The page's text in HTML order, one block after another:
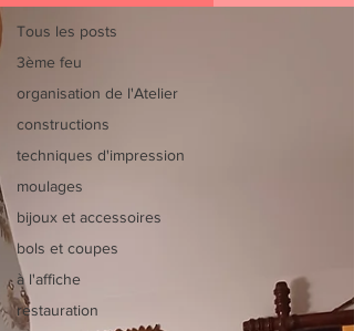
Tous les posts
3ème feu
organisation de l'Atelier
constructions
techniques d'impression
moulages
bijoux et accessoires
bols et coupes
à l'affiche
restauration